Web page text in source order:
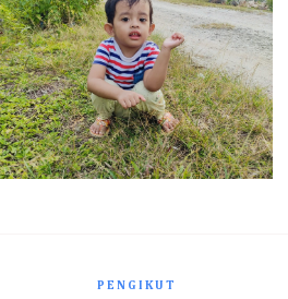
PENGIKUT